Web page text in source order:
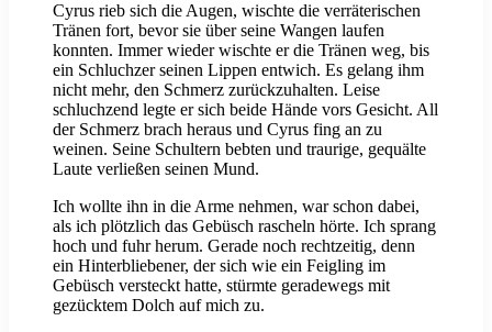
Cyrus rieb sich die Augen, wischte die verräterischen
Tränen fort, bevor sie über seine Wangen laufen
konnten. Immer wieder wischte er die Tränen weg, bis
ein Schluchzer seinen Lippen entwich. Es gelang ihm
nicht mehr, den Schmerz zurückzuhalten. Leise
schluchzend legte er sich beide Hände vors Gesicht. All
der Schmerz brach heraus und Cyrus fing an zu
weinen. Seine Schultern bebten und traurige, gequälte
Laute verließen seinen Mund.
Ich wollte ihn in die Arme nehmen, war schon dabei,
als ich plötzlich das Gebüsch rascheln hörte. Ich sprang
hoch und fuhr herum. Gerade noch rechtzeitig, denn
ein Hinterbliebener, der sich wie ein Feigling im
Gebüsch versteckt hatte, stürmte geradewegs mit
gezücktem Dolch auf mich zu.